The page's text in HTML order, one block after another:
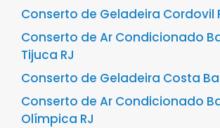
Conserto de Geladeira Cordovil
Conserto de Ar Condicionado
Tijuca RJ
Conserto de Geladeira Costa
Conserto de Ar Condicionado
Olímpica RJ